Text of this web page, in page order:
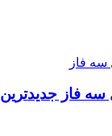
سه فاز